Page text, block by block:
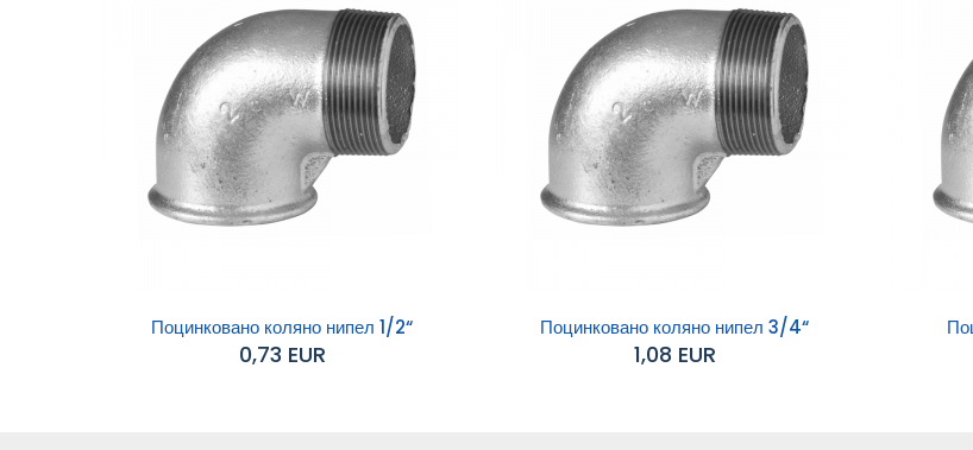
Поцинковано коляно нипел 1/2“
0,73 EUR
Поцинковано коляно нипел 3/4“
1,08 EUR